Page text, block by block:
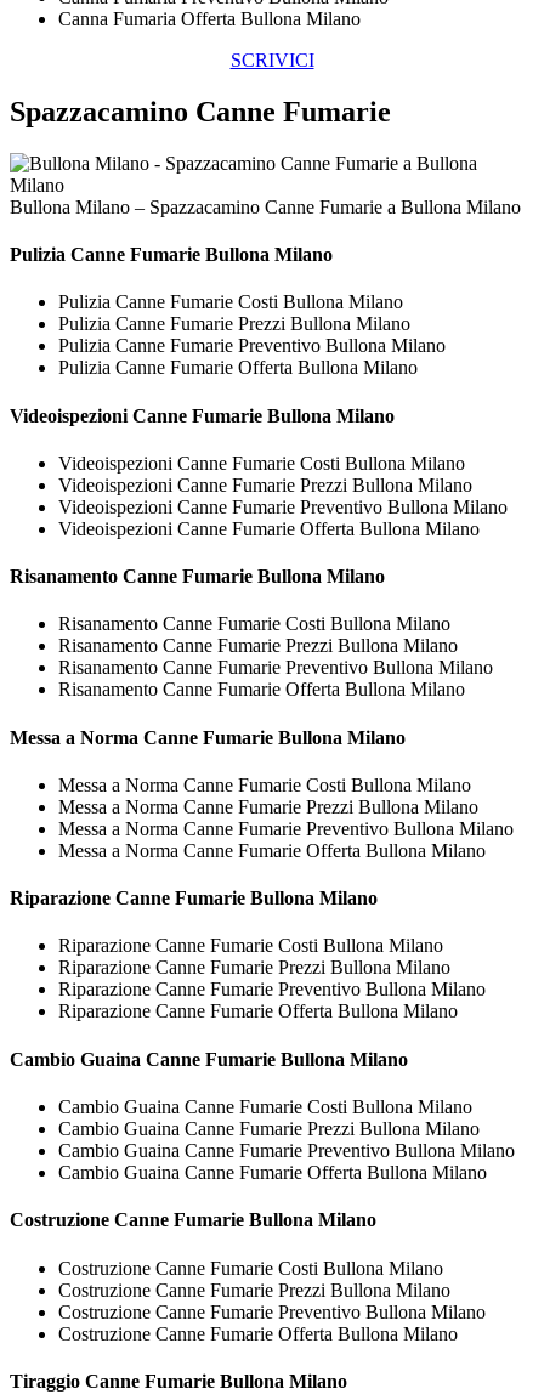
Canna Fumaria Offerta Bullona Milano
SCRIVICI
Spazzacamino Canne Fumarie
Bullona Milano – Spazzacamino Canne Fumarie a Bullona Milano
Pulizia Canne Fumarie Bullona Milano
Pulizia Canne Fumarie Costi Bullona Milano
Pulizia Canne Fumarie Prezzi Bullona Milano
Pulizia Canne Fumarie Preventivo Bullona Milano
Pulizia Canne Fumarie Offerta Bullona Milano
Videoispezioni Canne Fumarie Bullona Milano
Videoispezioni Canne Fumarie Costi Bullona Milano
Videoispezioni Canne Fumarie Prezzi Bullona Milano
Videoispezioni Canne Fumarie Preventivo Bullona Milano
Videoispezioni Canne Fumarie Offerta Bullona Milano
Risanamento Canne Fumarie Bullona Milano
Risanamento Canne Fumarie Costi Bullona Milano
Risanamento Canne Fumarie Prezzi Bullona Milano
Risanamento Canne Fumarie Preventivo Bullona Milano
Risanamento Canne Fumarie Offerta Bullona Milano
Messa a Norma Canne Fumarie Bullona Milano
Messa a Norma Canne Fumarie Costi Bullona Milano
Messa a Norma Canne Fumarie Prezzi Bullona Milano
Messa a Norma Canne Fumarie Preventivo Bullona Milano
Messa a Norma Canne Fumarie Offerta Bullona Milano
Riparazione Canne Fumarie Bullona Milano
Riparazione Canne Fumarie Costi Bullona Milano
Riparazione Canne Fumarie Prezzi Bullona Milano
Riparazione Canne Fumarie Preventivo Bullona Milano
Riparazione Canne Fumarie Offerta Bullona Milano
Cambio Guaina Canne Fumarie Bullona Milano
Cambio Guaina Canne Fumarie Costi Bullona Milano
Cambio Guaina Canne Fumarie Prezzi Bullona Milano
Cambio Guaina Canne Fumarie Preventivo Bullona Milano
Cambio Guaina Canne Fumarie Offerta Bullona Milano
Costruzione Canne Fumarie Bullona Milano
Costruzione Canne Fumarie Costi Bullona Milano
Costruzione Canne Fumarie Prezzi Bullona Milano
Costruzione Canne Fumarie Preventivo Bullona Milano
Costruzione Canne Fumarie Offerta Bullona Milano
Tiraggio Canne Fumarie Bullona Milano